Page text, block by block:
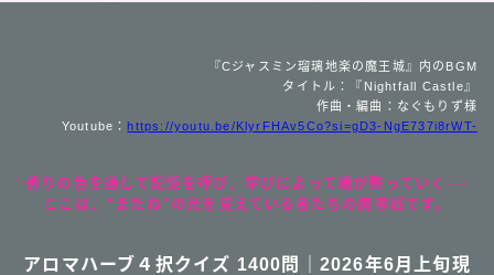
『Cジャスミン瑠璃地楽の魔王城』内のBGM
タイトル：『Nightfall Castle』
作曲・編曲：なぐもりず様
Youtube：https://youtu.be/KlyrFHAv5Co?si=gD3-NgE737i8rWT-
香りの色を通して記憶を呼び、学びによって魂が整っていく──
ここは、“またね”の光を覚えている者たちの魔導城です。
アロマハーブ４択クイズ 1400問｜2026年6月上旬現